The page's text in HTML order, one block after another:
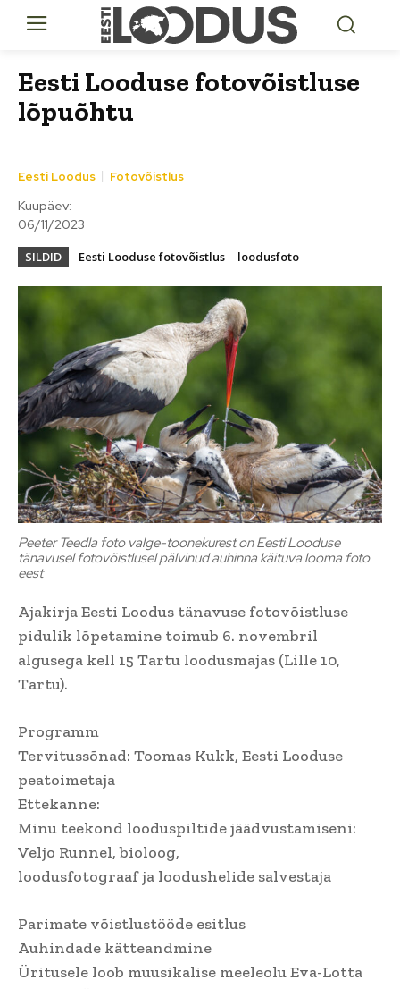
Eesti Looduse fotovõistluse
lõpuõhtu
Eesti Loodus Fotovõistlus
Kuupäev:
06/11/2023
SILDID Eesti Looduse fotovõistlus loodusfoto
Peeter Teedla foto valge-toonekurest on Eesti Looduse
tänavusel fotovõistlusel pälvinud auhinna käituva looma foto
eest
Ajakirja Eesti Loodus tänavuse fotovõistluse
pidulik lõpetamine toimub 6. novembril
algusega kell 15 Tartu loodusmajas (Lille 10,
Tartu).
Programm
Tervitussõnad: Toomas Kukk, Eesti Looduse
peatoimetaja
Ettekanne:
Minu teekond looduspiltide jäädvustamiseni:
Veljo Runnel, bioloog,
loodusfotograaf ja loodushelide salvestaja
Parimate võistlustööde esitlus
Auhindade kätteandmine
Üritusele loob muusikalise meeleolu Eva-Lotta